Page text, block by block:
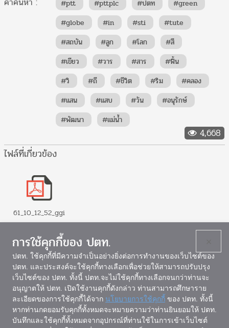
#ptt #pttplc #ปตท
#green
#globe
#in #sti
#tute
#สถบัน
#ลูก #โลก
#สี
#เขียว
#วาร #สาร
#ฟื้น
#วิ
#ถี #ชีวิต #ริม
#คลอง
#แสน
#แสบ #วัน
#อนุรักษ์
#พัฒนา
#แม่น้ำ
4,668
ไฟล์ที่เกี่ยวข้อง
61_10_12_52_ggi
แผนผังเว็บไซต์
การใช้คุกกี้ของ ปตท.
ปตท. ใช้คุกกี้ที่มีความจำเป็นอย่างยิ่งต่อการทำงานของเว็บไซต์ของ
ปตท. และประสงค์จะใช้คุกกี้ทางเลือกเพื่อช่วยให้สามารถปรับปรุง
เว็บไซต์ของ ปตท. ทั้งนี้ ปตท.จะไม่ใช้คุกกี้ทางเลือกจนกว่าท่านจะ
อนุญาตให้ ปตท. เปิดใช้งานคุกกี้ดังกล่าว ท่านสามารถศึกษาราย
ละเอียดของการใช้คุกกี้ได้จาก นโยบายการใช้คุกกี้ ของ ปตท. ทั้งนี้
หากท่านกดยอมรับคุกกี้ทั้งหมดจะหมายความว่าท่านยินยอมให้ ปตท.
บันทึกและใช้คุกกี้ทั้งหมดจากอุปกรณ์ที่ท่านใช้ในการเข้าเว็บไซต์